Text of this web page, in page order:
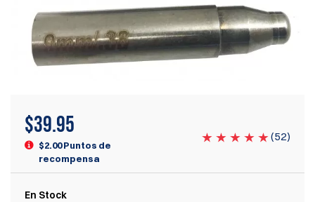
$39.95
$2.00 Puntos de
recompensa
(52)
En Stock